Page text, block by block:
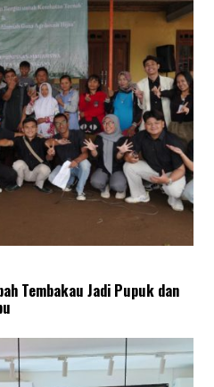
Tembakau Jadi Pupuk dan